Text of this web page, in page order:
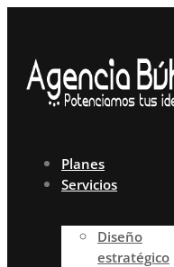
contenido
Planes
Servicios
Diseño
estratégico